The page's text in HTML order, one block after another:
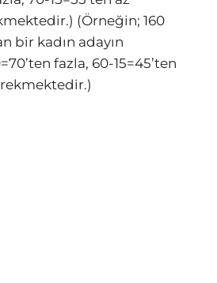
(Örneğin; 160
bir kadın adayın
fazla, 60-15=45’ten